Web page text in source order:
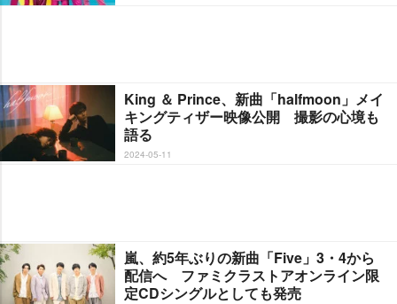
King ＆ Prince、新曲「halfmoon」メイ
キングティザー映像公開 撮影の心境も
語る
2024-05-11
嵐、約5年ぶりの新曲「Five」3・4から
配信へ ファミクラストアオンライン限
定CDシングルとしても発売